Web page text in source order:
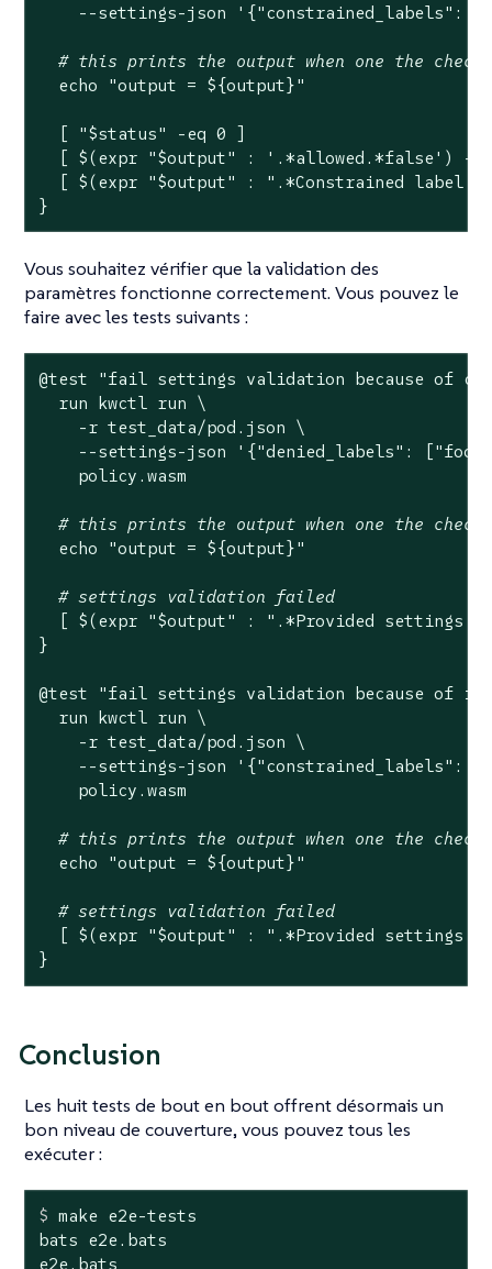
    --settings-json
'{"constrained_labels":
# this prints the output when one the
echo
"output = ${output}"
  [
"$status" -eq 0 ]
  [ $(expr
"$output" : '.*allowed.*false' ) -
  [ $(expr
"$output" :
".*Constrained label
}
Vous souhaitez vérifier que la validation des
paramètres fonctionne correctement. Vous pouvez le
faire avec les tests suivants :
@test
"fail settings validation because of
  run kwctl run \
    -r test_data/pod.json \
    --settings-json
'{"denied_labels":
    policy.wasm
# this prints the output when one the
echo
"output = ${output}"
# settings validation failed
  [ $(expr
"$output" :
".*Provided settings
}
@test
"fail settings validation because of
  run kwctl run \
    -r test_data/pod.json \
    --settings-json
'{"constrained_labels":
    policy.wasm
# this prints the output when one the
echo
"output = ${output}"
# settings validation failed
  [ $(expr
"$output" :
".*Provided settings
}
Conclusion
Les huit tests de bout en bout offrent désormais un
bon niveau de couverture, vous pouvez tous les
exécuter :
$ make e2e-tests
bats e2e.bats
e2e.bats